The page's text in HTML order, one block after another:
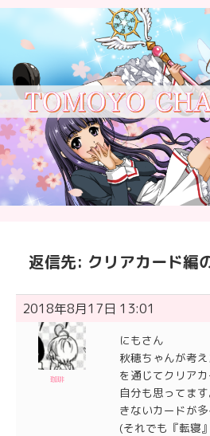
返信先: クリアカード編
2018年8月17日 13:01
珈琲
にもさん
秋穂ちゃんが考
を通じてクリア
自分も思ってま
きないカードが
(それでも『転寝